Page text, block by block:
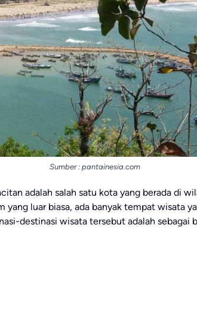
Sumber : pantainesia.com
adalah salah satu kota yang berada di
yang luar biasa, ada banyak tempat wisata
destinasi wisata tersebut adalah sebagai